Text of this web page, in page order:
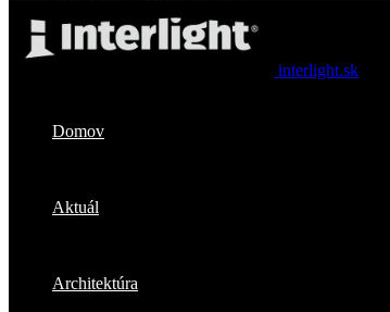
interlight.sk
Domov
Aktuál
Architektúra